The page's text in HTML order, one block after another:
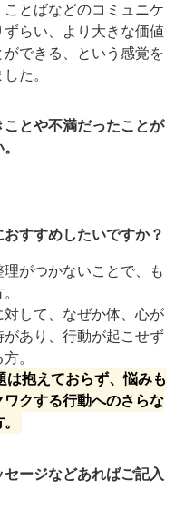
とばなどのコミュニケ
らい、より大きな価値
できる、という感覚を
た。
とや不満だったことが
すすめしたいですか？
理がつかないことで、も
対して、なぜか体、心が
あり、行動が起こせず
。
は抱えておらず、悩みも
クする行動へのさらな
ージなどあればご記入